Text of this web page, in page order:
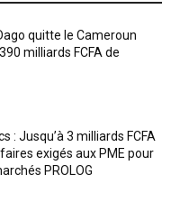
quitte le Cameroun
milliards FCFA de
: Jusqu’à 3 milliards FCFA
exigés aux PME pour
PROLOG